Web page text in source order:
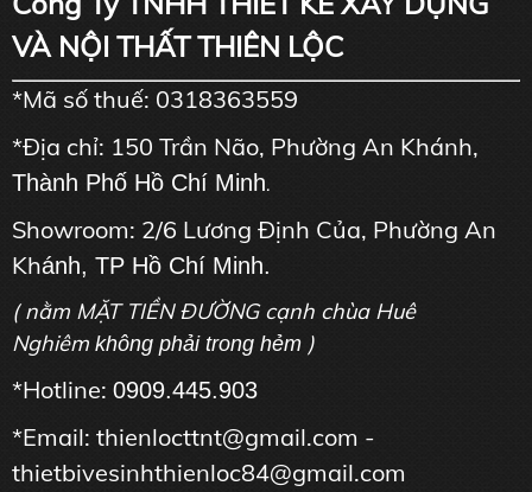
VÀ NỘI THẤT THIÊN LỘC
*Mã số thuế: 0318363559
*Địa chỉ: 150 Trần Não, Phường An Khánh,
Thành Phố Hồ Chí Minh.
Showroom: 2/6 Lương Định Của, Phường An
Khánh, TP Hồ Chí Minh.
( nằm MẶT TIỀN ĐƯỜNG cạnh chùa Huê
Nghiêm không phải trong hẻm )
*Hotline: 0909.445.903
*Email: thienlocttnt@gmail.com -
thietbivesinhthienloc84@gmail.com